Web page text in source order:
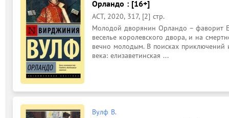
Орландо : [16+]
АСТ, 2020, 317, [2] стр.
Молодой дворянин Орландо – фаворит
веселье королевского двора, и на
вечно молодым. В поисках приключений
века: елизаветинская ...
Вулф В.